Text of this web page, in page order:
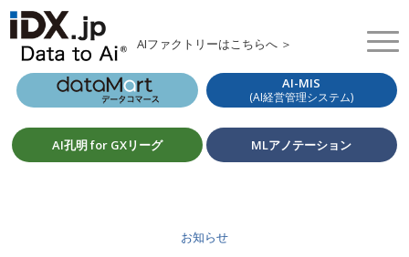
AIファクトリーはこちらへ ＞
AI-MIS
(AI経営管理システム)
AI孔明 for GXリーグ MLアノテーション
お知らせ